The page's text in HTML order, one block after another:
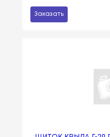
Заказать